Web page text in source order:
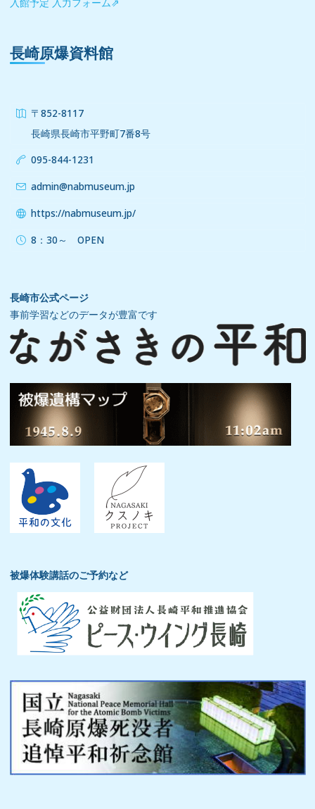
入館予定 入力フォーム⇗
長崎原爆資料館
〒852-8117
長崎県長崎市平野町7番8号
095-844-1231
admin@nabmuseum.jp
https://nabmuseum.jp/
8：30～ OPEN
長崎市公式ページ
事前学習などのデータが豊富です
被爆体験講話のご予約など